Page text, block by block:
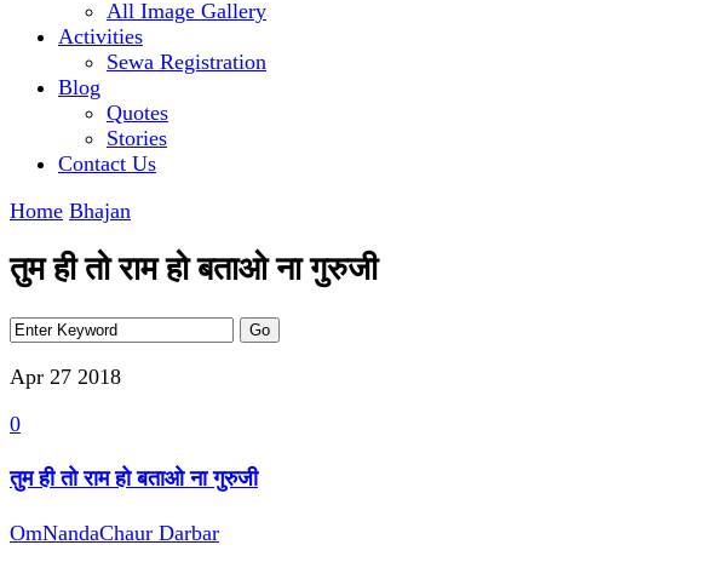
All Image Gallery
Activities
Sewa Registration
Blog
Quotes
Stories
Contact Us
Home Bhajan
तुम ही तो राम हो बताओ ना गुरुजी
Apr 27 2018
0
तुम ही तो राम हो बताओ ना गुरुजी
OmNandaChaur Darbar